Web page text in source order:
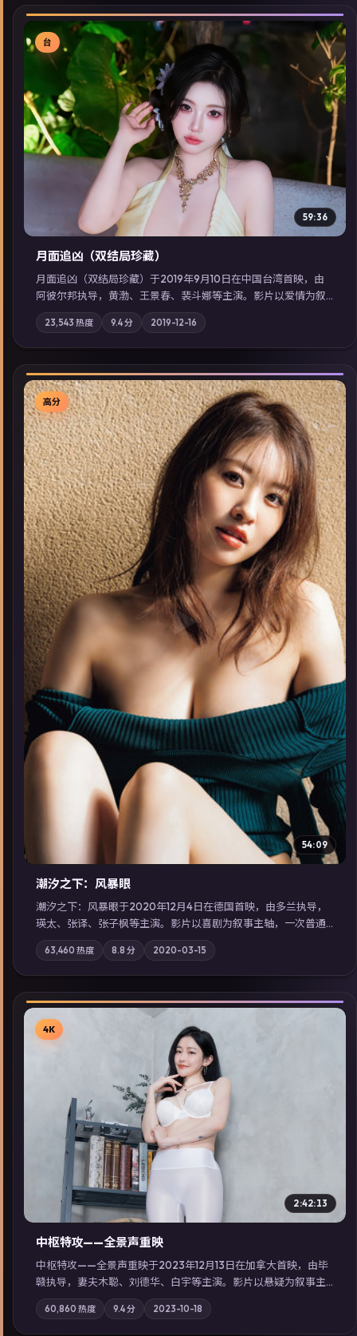
▶
台
59:36
月面追凶（双结局珍藏）
月面追凶（双结局珍藏）于2019年9月10日在中国台湾首映，由
阿彼尔邦执导，黄渤、王景春、裴斗娜等主演。影片以爱情为叙
事主轴，两代人的执念在暴风雨夜正面相撞；摄影与配乐强化地
域气质；站内亦可通过「国产免费观看高清电视剧在线看」延展
检索同类型高分佳作，畅享高清在线追剧体验。
23,543 热度 9.4分 2019-12-16
▶
高分
54:09
潮汐之下：风暴眼
潮汐之下：风暴眼于2020年12月4日在德国首映，由多兰执导，
瑛太、张译、张子枫等主演。影片以喜剧为叙事主轴，一次普通
通勤演变成全城关注的生死营救；摄影与配乐强化地域气质；站
内亦可通过「国产免费观看高清电视剧在线看」延展检索同类型
高分佳作，畅享高清在线追剧体验。
63,460 热度 8.8 分 2020-03-15
▶
4K
2:42:13
中枢特攻——全景声重映
中枢特攻——全景声重映于2023年12月13日在加拿大首映，由毕
赣执导，妻夫木聪、刘德华、白宇等主演。影片以悬疑为叙事主
轴，一次普通通勤演变成全城关注的生死营救；摄影与配乐强化
地域气质；站内亦可通过「国产免费观看高清电视剧在线看」延
展检索同类型高分佳作，畅享高清在线追剧体验。
60,860 热度 9.4分 2023-10-18